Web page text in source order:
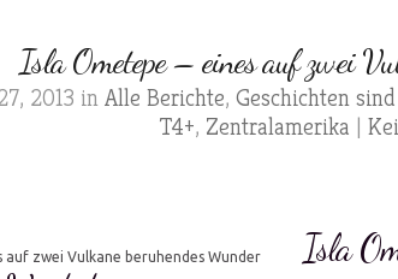
Isla Ometepe – eines auf zwei
2013 in Alle Berichte, Geschichten
T4+, Zentralamerika |
Isla